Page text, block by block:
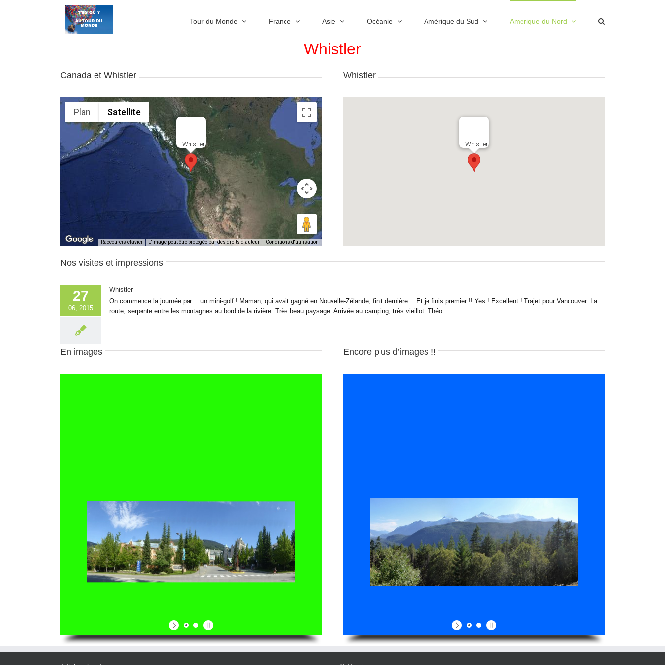
Tour du Monde France Asie Océanie Amérique du Sud Amérique du Nord
Whistler
Canada et Whistler
Whistler
Plan Satellite
Raccourcis clavier L'image peut être protégée par des droits d'auteur Conditions d'utilisation
Whistler
Whistler
Nos visites et impressions
27
06, 2015
Whistler
On commence la journée par… un mini-golf ! Maman, qui avait gagné en Nouvelle-Zélande, finit dernière… Et je finis premier !! Yes ! Excellent ! Trajet pour Vancouver. La
route, serpente entre les montagnes au bord de la rivière. Très beau paysage. Arrivée au camping, très vieillot. Théo
En images Encore plus d’images !!